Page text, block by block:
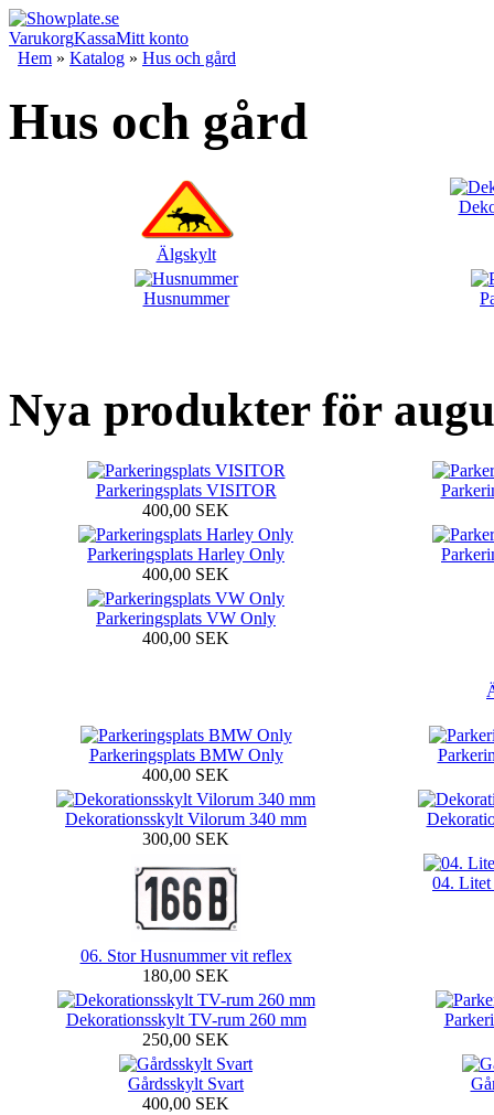
VarukorgKassaMitt konto
Hem » Katalog » Hus och gård
Hus och gård
Älgskylt
Husnummer
Nya produkter för
Parkeringsplats VISITOR
400,00 SEK
Parkeringsplats Harley Only
400,00 SEK
Parkeringsplats VW Only
400,00 SEK
Parkeringsplats BMW Only
400,00 SEK
Dekorationsskylt Vilorum 340 mm
300,00 SEK
06. Stor Husnummer vit reflex
180,00 SEK
04. Litet
Dekorationsskylt TV-rum 260 mm
250,00 SEK
Gårdsskylt Svart
400,00 SEK